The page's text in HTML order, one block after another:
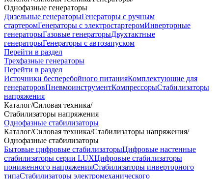
Однофазные генераторы
Дизельные генераторыГенераторы с ручным
стартеромГенераторы с электростартеромИнверторные
генераторыГазовые генераторыДвухтактные
генераторыГенераторы с автозапуском
Перейти в раздел
Трехфазные генераторы
Перейти в раздел
Источники бесперебойного питанияКомплектующие для
генераторовПневмоинструментКомпрессорыСтабилизаторы
напряжения
Каталог/Силовая техника/
Стабилизаторы напряжения
Однофазные стабилизаторы
Каталог/Силовая техника/Стабилизаторы напряжения/
Однофазные стабилизаторы
Бытовые цифровые стабилизаторыЦифровые настенные
стабилизаторы серии LUXЦифровые стабилизаторы
пониженного напряженияСтабилизаторы инверторного
типаСтабилизаторы электромеханического